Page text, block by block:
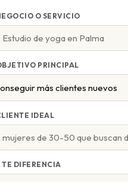
O SERVICIO
PRINCIPAL
IDEAL
TE DIFERENCIA